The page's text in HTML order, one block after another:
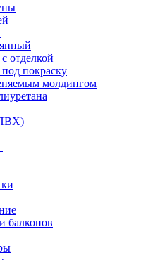
отделкой
покраску
молдингом
балконов